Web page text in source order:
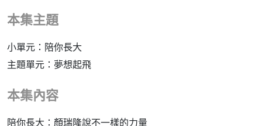
本集主題
小單元：陪你長大
主題單元：夢想起飛
本集內容
陪你長大：顏瑞隆說不一樣的力量